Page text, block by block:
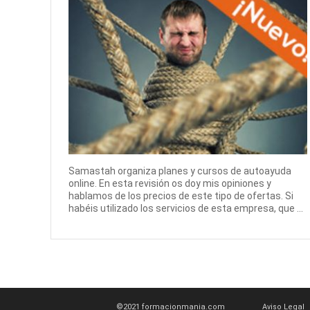
Samastah organiza planes y cursos de autoayuda
online. En esta revisión os doy mis opiniones y
hablamos de los precios de este tipo de ofertas. Si
habéis utilizado los servicios de esta empresa, que ...
©2021 formacionmania.com Aviso Legal